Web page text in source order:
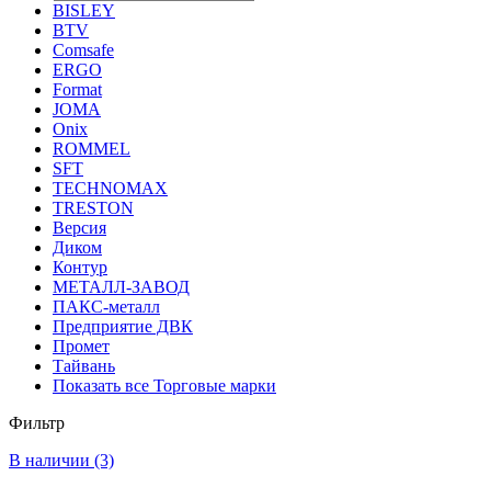
BISLEY
BTV
Comsafe
ERGO
Format
JOMA
Onix
ROMMEL
SFT
TECHNOMAX
TRESTON
Версия
Диком
Контур
МЕТАЛЛ-ЗАВОД
ПАКС-металл
Предприятие ДВК
Промет
Тайвань
Показать все Торговые марки
Фильтр
В наличии (3)